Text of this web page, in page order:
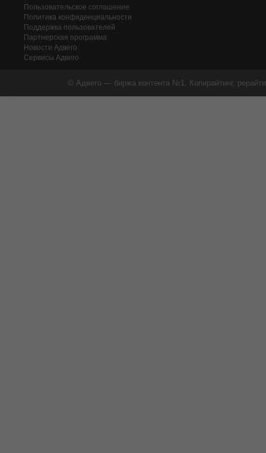
Пользовательское соглашение
Политика конфиденциальности
Поддержка пользователей
Партнерская программа
Новости Адвего
Сервисы Адвего
© Адвего — биржа контента №1. Копирайтинг,